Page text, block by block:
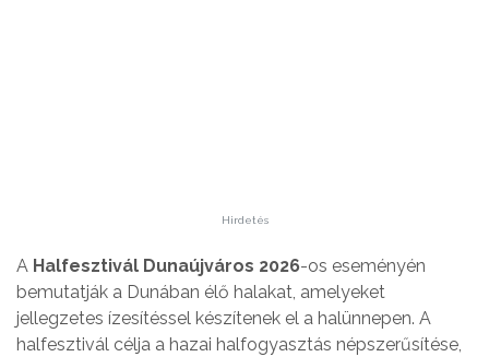
Hirdetés
A Halfesztivál Dunaújváros 2026-os eseményén
bemutatják a Dunában élő halakat, amelyeket
jellegzetes ízesítéssel készítenek el a halünnepen. A
halfesztivál célja a hazai halfogyasztás népszerűsítése,